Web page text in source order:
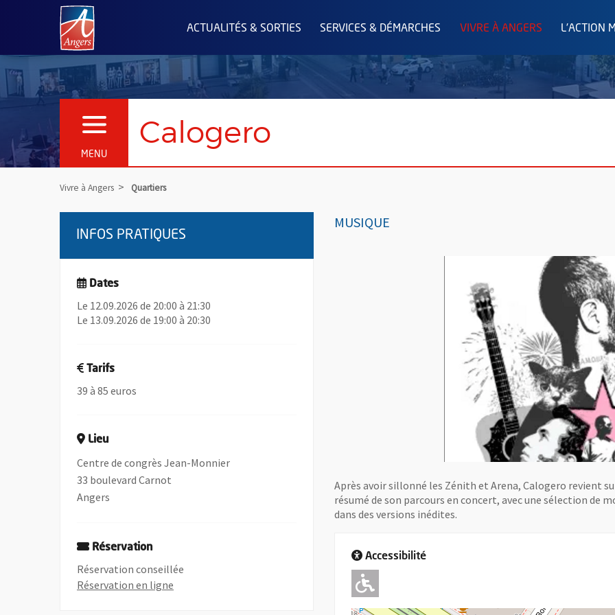
Angers.fr : Retour à l'accueil
ACTUALITÉS & SORTIES SERVICES & DÉMARCHES VIVRE À ANGERS L'ACTION
MENU
OUVRIR LE MENU Calogero
Vivre à Angers Quartiers
MUSIQUE
Après avoir sillonné les Zénith et Arena, Calogero revient
résumé de son parcours en concert, avec une sélection de
dans des versions inédites.
Accessibilité
Adapté pour l'handicap Moteur
INFOS PRATIQUES
Dates
Le 12.09.2026 de 20:00 à 21:30
Le 13.09.2026 de 19:00 à 20:30
Tarifs
39 à 85 euros
Lieu
Centre de congrès Jean-Monnier
33 boulevard Carnot
Angers
Réservation
Réservation conseillée
Réservation en ligne